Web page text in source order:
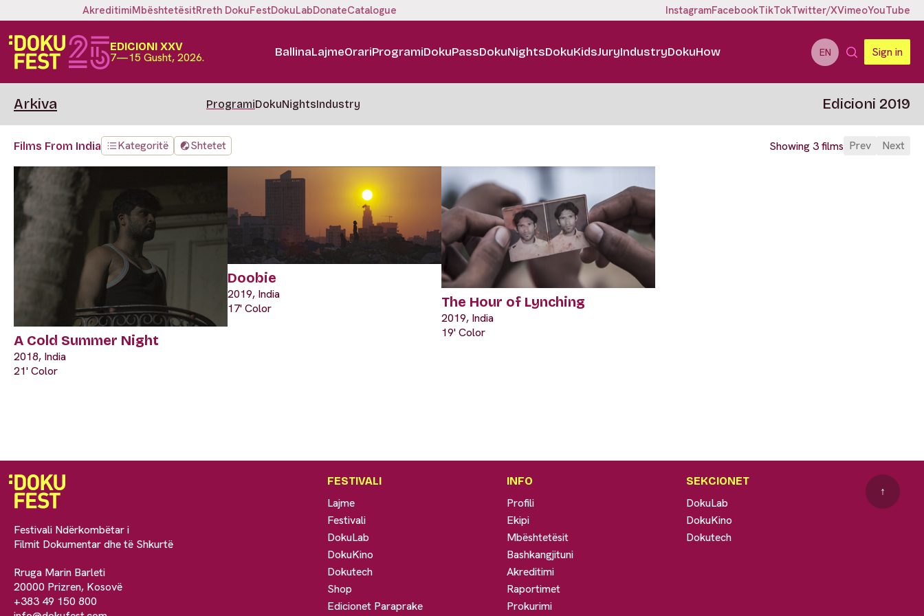
AkreditimiMbështetësitRreth DokuFestDokuLabDonateCatalogue InstagramFacebookTikTokTwitter/XVimeoYouTube
EDICIONI XXV
7—15 Gusht, 2026. BallinaLajmeOrariProgramiDokuPassDokuNightsDokuKidsJuryIndustryDokuHow EN Sign in
Arkiva ProgramiDokuNightsIndustry Edicioni 2019
Films From India Kategoritë Shtetet Showing 3 films Prev Next
A Cold Summer Night
2018, India
21' Color
Doobie
2019, India
17' Color
The Hour of Lynching
2019, India
19' Color
Festivali Ndërkombëtar i
Filmit Dokumentar dhe të Shkurtë
Rruga Marin Barleti
20000 Prizren, Kosovë
+383 49 150 800
FESTIVALI
Lajme
Festivali
DokuLab
DokuKino
Dokutech
Shop
Edicionet Paraprake
INFO
Profili
Ekipi
Mbështetësit
Bashkangjituni
Akreditimi
Raportimet
Prokurimi
SEKCIONET
DokuLab
DokuKino
Dokutech
↑